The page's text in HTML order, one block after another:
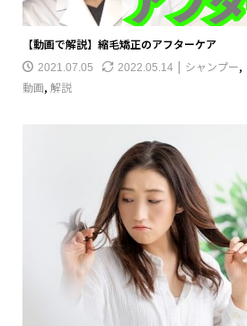
【動画で解説】縮毛矯正のアフターケア
2021.07.05 2022.05.14 シャンプー,
動画, 解説